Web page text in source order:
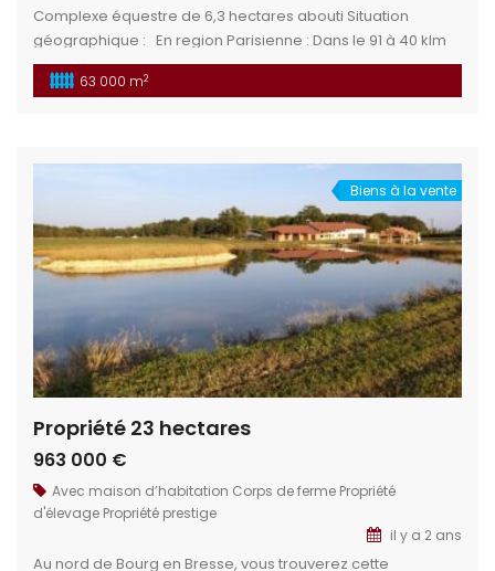
Complexe équestre de 6,3 hectares abouti Situation
géographique : En region Parisienne : Dans le 91 à 40 klm
au sud de PARIS par voie rapide – ou ligne C du RER Gare à
proximité Logements : Divers logements : 3 studios
63 000 m2
Biens à la vente
Propriété 23 hectares
963 000 €
Avec maison d’habitation Corps de ferme Propriété
d'élevage Propriété prestige
il y a 2 ans
Au nord de Bourg en Bresse, vous trouverez cette